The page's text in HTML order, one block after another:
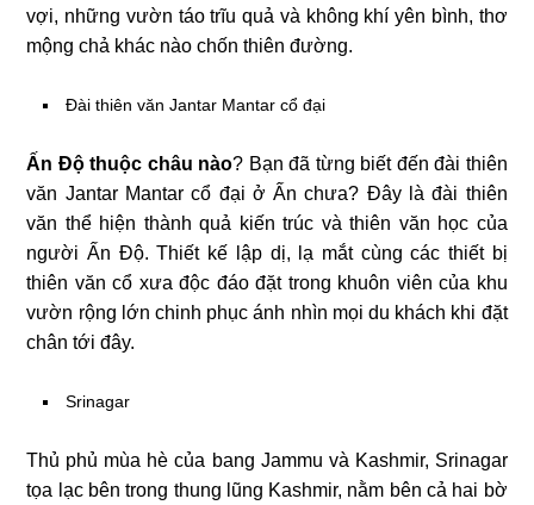
vợi, những vườn táo trĩu quả và không khí yên bình, thơ
mộng chả khác nào chốn thiên đường.
Đài thiên văn Jantar Mantar cổ đại
Ấn Độ thuộc châu nào? Bạn đã từng biết đến đài thiên
văn Jantar Mantar cổ đại ở Ấn chưa? Đây là đài thiên
văn thể hiện thành quả kiến trúc và thiên văn học của
người Ấn Độ. Thiết kế lập dị, lạ mắt cùng các thiết bị
thiên văn cổ xưa độc đáo đặt trong khuôn viên của khu
vườn rộng lớn chinh phục ánh nhìn mọi du khách khi đặt
chân tới đây.
Srinagar
Thủ phủ mùa hè của bang Jammu và Kashmir, Srinagar
tọa lạc bên trong thung lũng Kashmir, nằm bên cả hai bờ